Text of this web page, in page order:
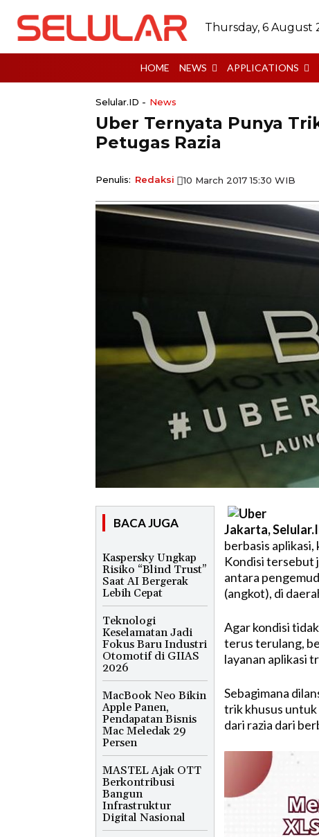
Thursday, 6 August
HOME NEWS APPLICATIONS
Selular.ID - News
Uber Ternyata Punya
Petugas Razia
Penulis: Redaksi 10 March 2017 15:30 WIB
BACA JUGA
Kaspersky Ungkap
Risiko “Blind Trust”
Saat AI Bergerak
Lebih Cepat
Teknologi
Keselamatan Jadi
Fokus Baru Industri
Otomotif di GIIAS
2026
MacBook Neo Bikin
Apple Panen,
Pendapatan Bisnis
Mac Meledak 29
Persen
MASTEL Ajak OTT
Berkontribusi
Bangun
Infrastruktur
Digital Nasional
Jakarta,
berbasis
Kondisi tersebut
antara
(angkot), di
Agar kondisi
terus terulang,
layanan aplikasi
Sebagimana
trik khusus
dari razia dari